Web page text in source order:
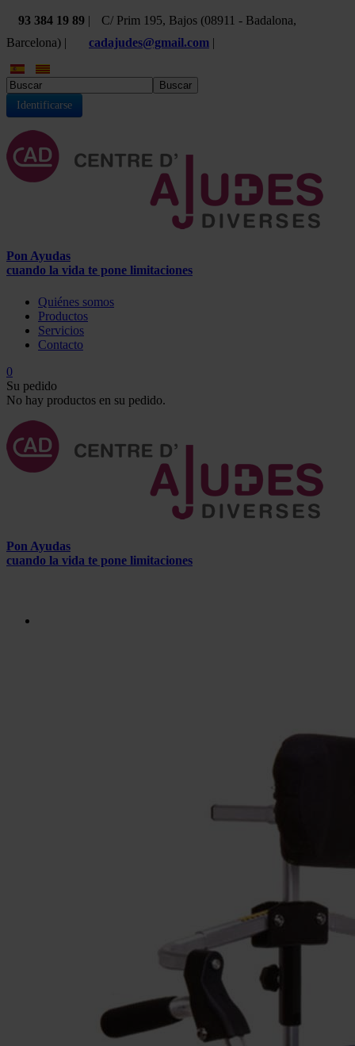
93 384 19 89 |
C/ Prim 195, Bajos (08911 - Badalona,
Barcelona) |
cadajudes@gmail.com |
Buscar
Identificarse
Pon Ayudas
cuando la vida te pone limitaciones
Quiénes somos
Productos
Servicios
Contacto
0
Su pedido
No hay productos en su pedido.
Pon Ayudas
cuando la vida te pone limitaciones